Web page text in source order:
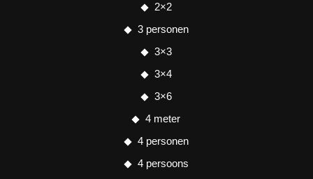
2×2
3 personen
3×3
3×4
3×6
4 meter
4 personen
4 persoons